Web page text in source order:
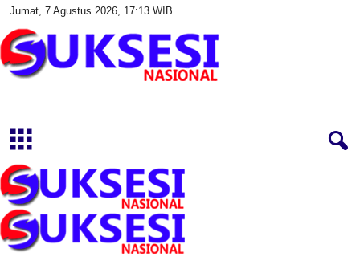
Jumat, 7 Agustus 2026, 17:13 WIB
s
i
a
s